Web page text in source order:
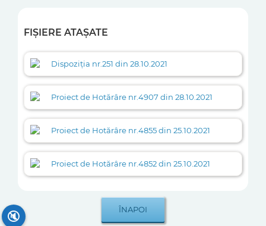
FIȘIERE ATAȘATE
Dispoziția nr.251 din 28.10.2021
Proiect de Hotărâre nr.4907 din 28.10.2021
Proiect de Hotărâre nr.4855 din 25.10.2021
Proiect de Hotărâre nr.4852 din 25.10.2021
🔇